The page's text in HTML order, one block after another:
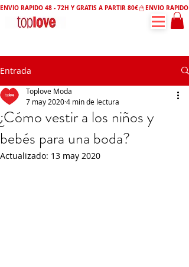
ENVÍO RÁPIDO 48 - 72H Y GRATIS A PARTIR 80€
Entrada
¿Cómo vestir a los niños y
bebés para una boda?
Toplove Moda
7 may 20204 min de lectura
Actualizado: 13 may 2020